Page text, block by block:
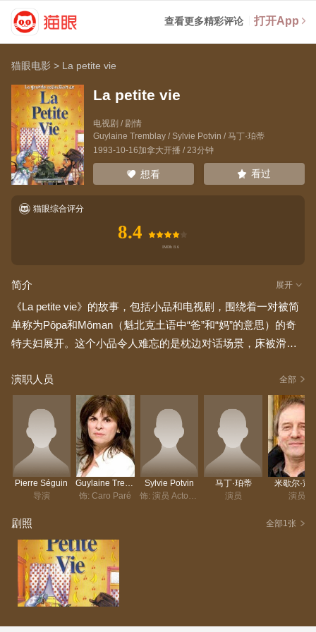
查看更多精彩评论 打开App
猫眼电影 > La petite vie
La petite vie
电视剧 / 剧情
Guylaine Tremblay/Sylvie Potvin /马丁·珀蒂
1993-10-16加拿大开播 / 23分钟
想看 看过
猫眼综合评分
8.4
简介 展开
《La petite vie》的故事，包括小品和电视剧，围绕着一对被简
单称为Pôpa和Môman（魁北克土语中“爸”和“妈”的意思）的奇
特夫妇展开。这个小品令人难忘的是枕边对话场景，床被滑稽
观众清楚地看到他们。这一设计会在……中保留。
演职人员 全部
Pierre Séguin
导演
饰: Caro Paré
Sylvie Potvin
马丁·珀蒂
演员
米歇尔·寇
演员
剧照 全部1张